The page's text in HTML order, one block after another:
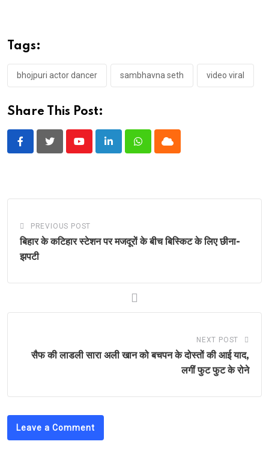
Tags:
bhojpuri actor dancer sambhavna seth video viral
Share This Post:
YoutubeLinkedInWhatsappCloud
PREVIOUS POST
बिहार के कटिहार स्टेशन पर मजदूरों के बीच बिस्किट के लिए छीना-
झपटी
NEXT POST
सैफ की लाडली सारा अली खान को बचपन के दोस्तों की आई याद,
लगीं फुट फुट के रोने
Leave a Comment